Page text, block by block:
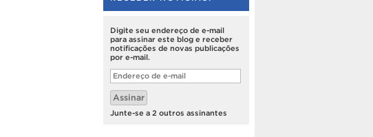
Digite seu endereço de e-mail
para assinar este blog e receber
notificações de novas publicações
por e-mail.
Endereço
de
e-
mail
Assinar
Junte-se a 2 outros assinantes